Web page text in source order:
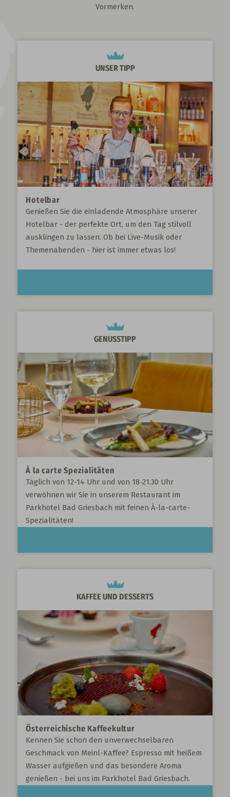
Vormerken.
UNSER TIPP
Hotelbar
Genießen Sie die einladende Atmosphäre unserer
Hotelbar - der perfekte Ort, um den Tag stilvoll
ausklingen zu lassen. Ob bei Live-Musik oder
Themenabenden - hier ist immer etwas los!
GENUSSTIPP
À la carte Spezialitäten
Täglich von 12-14 Uhr und von 18-21.30 Uhr
verwöhnen wir Sie in unserem Restaurant im
Parkhotel Bad Griesbach mit feinen À-la-carte-
Spezialitäten!
KAFFEE UND DESSERTS
Österreichische Kaffeekultur
Kennen Sie schon den unverwechselbaren
Geschmack von Meinl-Kaffee? Espresso mit heißem
Wasser aufgießen und das besondere Aroma
genießen - bei uns im Parkhotel Bad Griesbach.